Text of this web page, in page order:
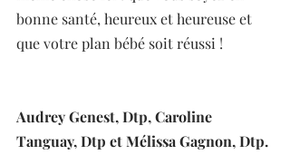
bonne santé, heureux et heureuse et
que votre plan bébé soit réussi !
Audrey Genest, Dtp, Caroline
Tanguay, Dtp et Mélissa Gagnon, Dtp.